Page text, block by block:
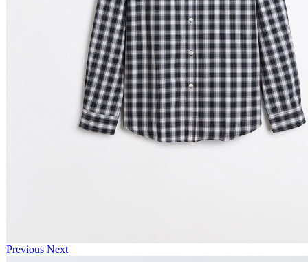
Previous Next